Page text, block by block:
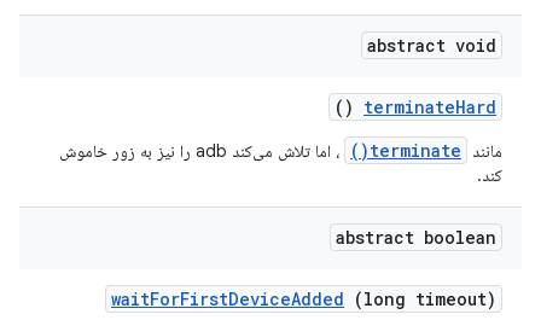
abstract void
terminateHard
()
مانند terminate()
، اما تلاش می‌کند adb را نیز به زور خاموش
کند.
abstract boolean
waitForFirstDeviceAdded (long timeout)